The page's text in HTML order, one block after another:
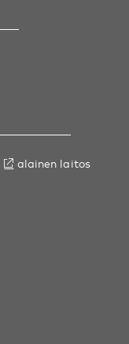
alainen laitos